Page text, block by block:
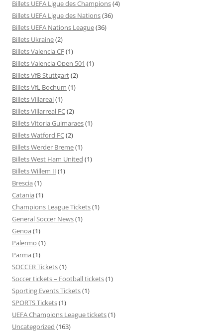
Billets UEFA Ligue des Champions(4)
Billets UEFA Ligue des Nations(36)
Billets UEFA Nations League(36)
Billets Ukraine(2)
Billets Valencia CF(1)
Billets Valencia Open 501 (1)
Billets VfB Stuttgart(2)
Billets VfL Bochum (1)
Billets Villareal(1)
Billets Villarreal FC(2)
Billets Vitoria Guimaraes(1)
Billets Watford FC(2)
Billets Werder Breme(1)
Billets West Ham United (1)
Billets Willem II (1)
Brescia (1)
Catania (1)
Champions League Tickets(1)
General Soccer News(1)
Genoa (1)
Palermo (1)
Parma (1)
SOCCER Tickets(1)
Soccer tickets – Football tickets(1)
Sporting Events Tickets(1)
SPORTS Tickets(1)
UEFA Champions League tickets(1)
Uncategorized (163)